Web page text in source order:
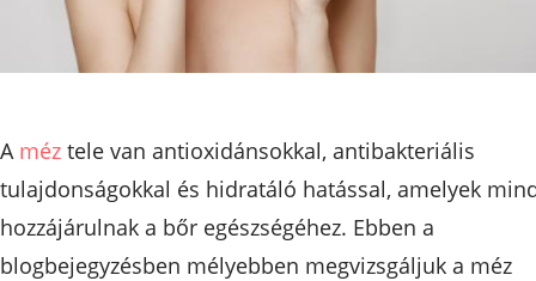
A méz tele van antioxidánsokkal, antibakteriális
tulajdonságokkal és hidratáló hatással, amelyek
hozzájárulnak a bőr egészségéhez. Ebben a
blogbejegyzésben mélyebben megvizsgáljuk a méz